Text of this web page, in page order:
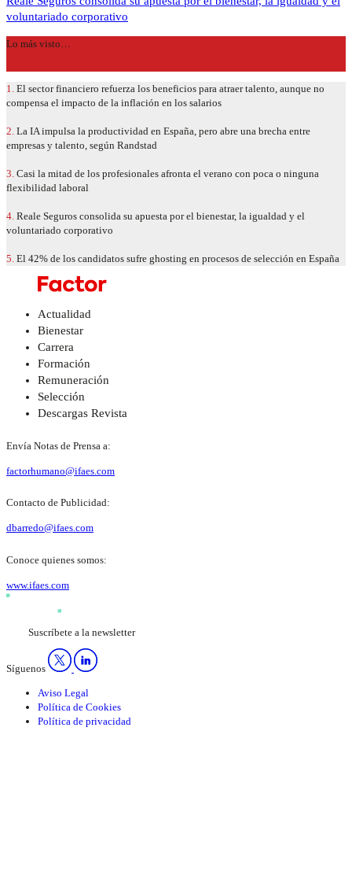
voluntariado corporativo
Lo más visto…
1. El sector financiero refuerza los beneficios para atraer talento, aunque no
compensa el impacto de la inflación en los salarios
2. La IA impulsa la productividad en España, pero abre una brecha entre
empresas y talento, según Randstad
3. Casi la mitad de los profesionales afronta el verano con poca o ninguna
flexibilidad laboral
4. Reale Seguros consolida su apuesta por el bienestar, la igualdad y el
voluntariado corporativo
5. El 42% de los candidatos sufre ghosting en procesos de selección en España
Actualidad
Bienestar
Carrera
Formación
Remuneración
Selección
Descargas Revista
Envía Notas de Prensa a:
factorhumano@ifaes.com
Contacto de Publicidad:
dbarredo@ifaes.com
Conoce quienes somos:
www.ifaes.com
Suscríbete a la newsletter
Síguenos
Aviso Legal
Política de Cookies
Política de privacidad